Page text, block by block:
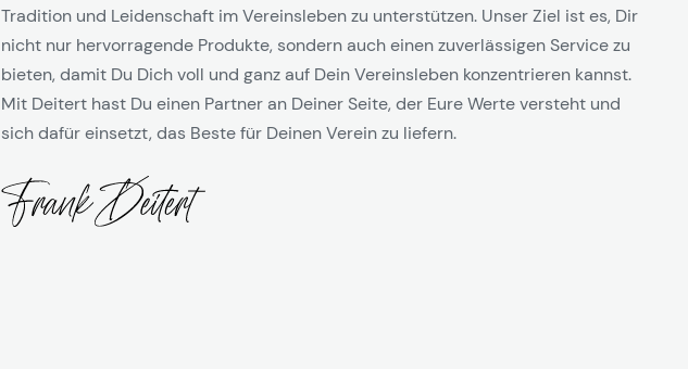
Tradition und Leidenschaft im Vereinsleben zu unterstützen. Unser Ziel ist es, Dir
nicht nur hervorragende Produkte, sondern auch einen zuverlässigen Service zu
bieten, damit Du Dich voll und ganz auf Dein Vereinsleben konzentrieren kannst.
Mit Deitert hast Du einen Partner an Deiner Seite, der Eure Werte versteht und
sich dafür einsetzt, das Beste für Deinen Verein zu liefern.